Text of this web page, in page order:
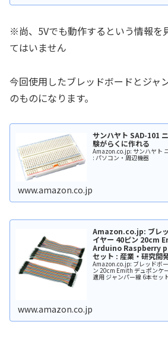
※尚、5Vでも動作するという情報を
てはいません
今回使用したブレッドボードとジャ
のものになります。
サンハヤト SAD-101
験がらくに作れる
Amazon.co.jp: サンハヤト
: パソコン・周辺機器
www.amazon.co.jp
Amazon.co.jp: ブレッ
イヤー 40ピン 20cm
Arduino Raspberry pi
セット : 産業・研究開
Amazon.co.jp: ブレッドボ
ン 20cm Emith デュポンケ
適用 ジャンパー線 6本セッ
www.amazon.co.jp